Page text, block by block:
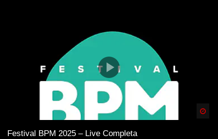
Festival BPM 2025 – Live Completa